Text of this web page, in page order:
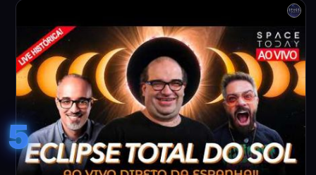
5